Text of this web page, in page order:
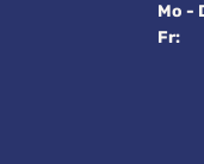
Mo -
Fr: